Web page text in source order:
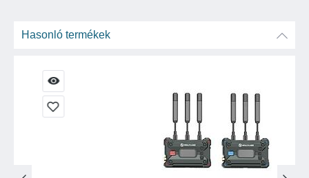
Tápellátás: beépített akkumulátorról, USB-C töltéssel
Hasonló termékek